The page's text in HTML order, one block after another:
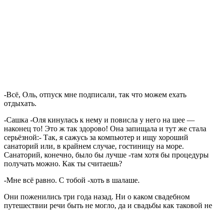
-Всё, Оль, отпуск мне подписали, так что можем ехать
отдыхать.
-Сашка -Оля кинулась к нему и повисла у него на шее —
наконец то! Это ж так здорово! Она запищала и тут же стала
серьёзной:- Так, я сажусь за компьютер и ищу хороший
санаторий или, в крайнем случае, гостиницу на море.
Санаторий, конечно, было бы лучше -там хотя бы процедуры
получать можно. Как ты считаешь?
-Мне всё равно. С тобой -хоть в шалаше.
Они поженились три года назад. Ни о каком свадебном
путешествии речи быть не могло, да и свадьбы как таковой не